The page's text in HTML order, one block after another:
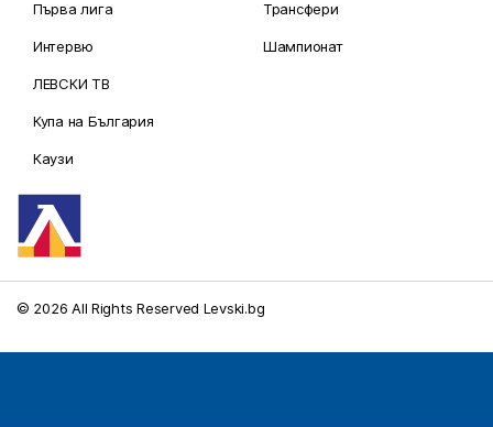
Първа лига
Интервю
ЛЕВСКИ ТВ
Купа на България
Каузи
Трансфери
Шампионат
© 2026 All Rights Reserved Levski.bg